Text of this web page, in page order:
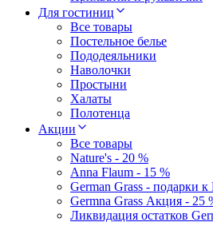
Для гостиниц
Все товары
Постельное белье
Пододеяльники
Наволочки
Простыни
Халаты
Полотенца
Акции
Все товары
Nature's - 20 %
Anna Flaum - 15 %
German Grass - подарки
Germna Grass Акция - 25
Ликвидация остатков